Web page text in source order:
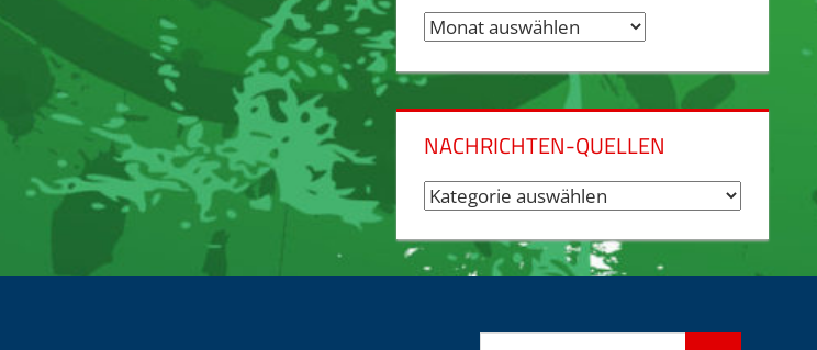
Nachrichten-
NACHRICHTEN-QUELLEN
Nachrichten-